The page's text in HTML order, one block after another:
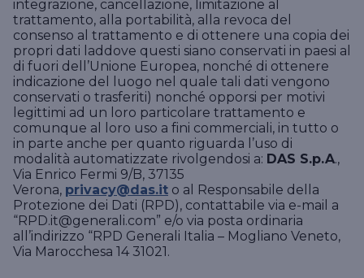
integrazione, cancellazione, limitazione al
trattamento, alla portabilità, alla revoca del
consenso al trattamento e di ottenere una copia dei
propri dati laddove questi siano conservati in paesi al
di fuori dell’Unione Europea, nonché di ottenere
indicazione del luogo nel quale tali dati vengono
conservati o trasferiti) nonché opporsi per motivi
legittimi ad un loro particolare trattamento e
comunque al loro uso a fini commerciali, in tutto o
in parte anche per quanto riguarda l’uso di
modalità automatizzate rivolgendosi a: DAS S.p.A.,
Via Enrico Fermi 9/B, 37135
Verona, privacy@das.it o al Responsabile della
Protezione dei Dati (RPD), contattabile via e-mail a
“RPD.it@generali.com” e/o via posta ordinaria
all’indirizzo “RPD Generali Italia – Mogliano Veneto,
Via Marocchesa 14 31021.